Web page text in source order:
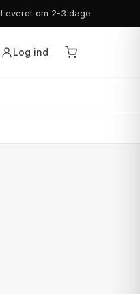
Leveret om 2-3 dage
Log ind